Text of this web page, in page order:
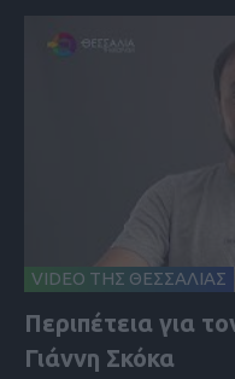
VIDEO ΤΗΣ ΘΕΣΣΑΛΙΑΣ
Περιπέτεια για
Γιάννη Σκόκα